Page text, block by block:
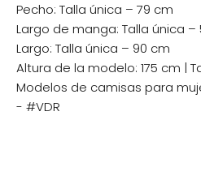
Pecho: Talla única – 79 cm
Largo de manga: Talla única –
Largo: Talla única – 90 cm
Altura de la modelo: 175 cm |
Modelos de camisas para
- #VDR